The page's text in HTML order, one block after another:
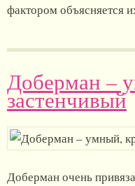
фактором объясняется
Доберман –
застенчивый
Доберман очень